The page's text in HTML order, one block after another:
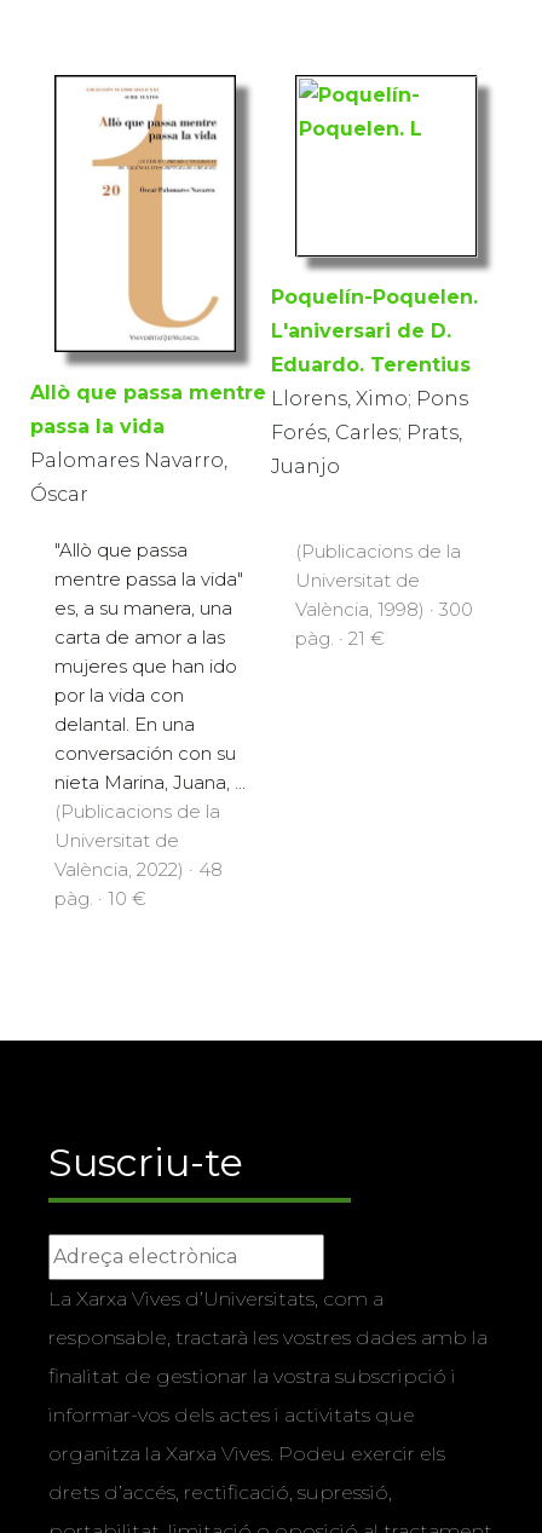
Allò que passa mentre
passa la vida
Palomares Navarro,
Óscar
"Allò que passa
mentre passa la vida"
es, a su manera, una
carta de amor a las
mujeres que han ido
por la vida con
delantal. En una
conversación con su
nieta Marina, Juana, ...
(Publicacions de la
Universitat de
València, 2022) · 48
pàg. · 10 €
Poquelín-Poquelen.
L'aniversari de D.
Eduardo. Terentius
Llorens, Ximo; Pons
Forés, Carles; Prats,
Juanjo
(Publicacions de la
Universitat de
València, 1998) · 300
pàg. · 21 €
Suscriu-te
La Xarxa Vives d’Universitats, com a
responsable, tractarà les vostres dades amb la
finalitat de gestionar la vostra subscripció i
informar-vos dels actes i activitats que
organitza la Xarxa Vives. Podeu exercir els
drets d’accés, rectificació, supressió,